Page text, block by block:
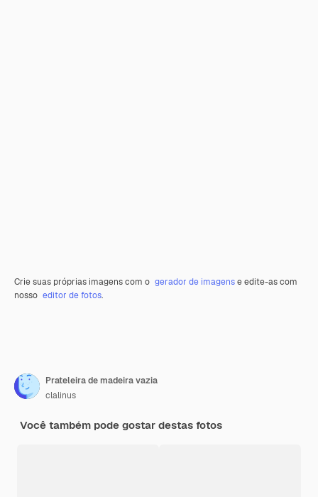
Crie suas próprias imagens com o gerador de imagense edite-as com
nosso editor de fotos.
Prateleira de madeira vazia
clalinus
Você também pode gostar destas fotos